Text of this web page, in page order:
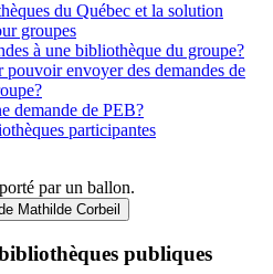
du Québec et la solution
groupes
à une bibliothèque du groupe?
pouvoir envoyer des demandes de
demande de PEB?
participantes
Mathilde Corbeil
publiques